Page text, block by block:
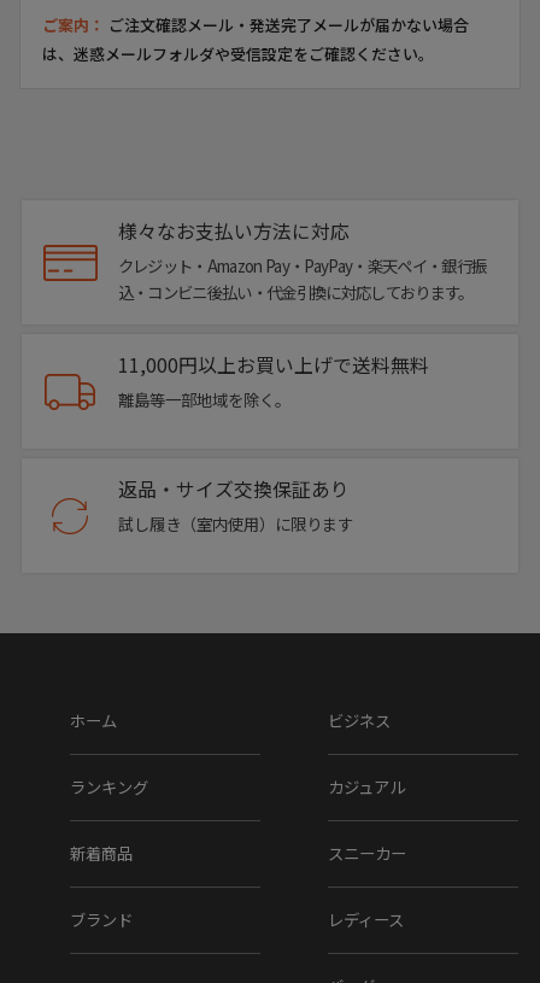
ご案内： ご注文確認メール・発送完了メールが届かない場合
は、迷惑メールフォルダや受信設定をご確認ください。
様々なお支払い方法に対応
クレジット・Amazon Pay・PayPay・楽天ペイ・銀行振
込・コンビニ後払い・代金引換に対応しております。
11,000円以上お買い上げで送料無料
離島等一部地域を除く。
返品・サイズ交換保証あり
試し履き（室内使用）に限ります
ホーム
ランキング
新着商品
ブランド
ビジネス
カジュアル
スニーカー
レディース